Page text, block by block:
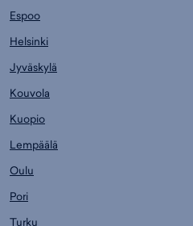
Espoo
Helsinki
Jyväskylä
Kouvola
Kuopio
Lempäälä
Oulu
Pori
Turku